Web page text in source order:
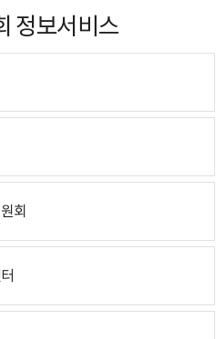
정보서비스
회